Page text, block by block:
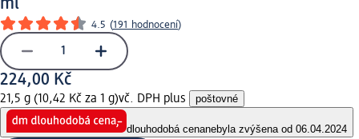
ml
4.5 (191 hodnocení)
224,00 Kč
21,5 g (10,42 Kč za 1 g)vč. DPH plus poštovné
dlouhodobá cenanebyla zvýšena od 06.04.2024